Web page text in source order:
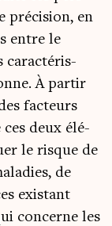
pré­ci­sion, en
entre le
carac­té­ris­
À par­tir
fac­teurs
ces deux élé­
le risque de
de
exis­tant
concerne les